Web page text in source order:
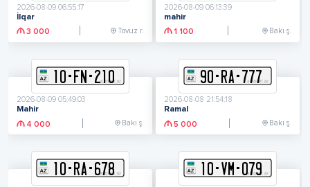
2026-08-09 06:55:17
İlqar
3 000
Tovuz r.
2026-08-09 06:13:39
mahir
1 100
Bakı ş.
10- FN -210
2026-08-09 05:49:03
Mahir
4 000
Bakı ş.
90-RA-777
2026-08-08 21:54:18
Ramal
5 000
Bakı ş.
10- RA-678 10-VM -079